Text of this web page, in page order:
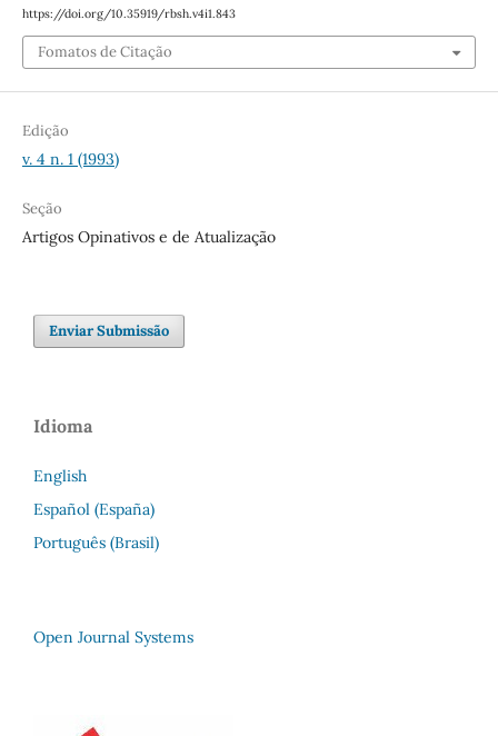
https://doi.org/10.35919/rbsh.v4i1.843
Fomatos de Citação
Edição
v. 4 n. 1 (1993)
Seção
Artigos Opinativos e de Atualização
Enviar Submissão
Idioma
English
Español (España)
Português (Brasil)
Open Journal Systems